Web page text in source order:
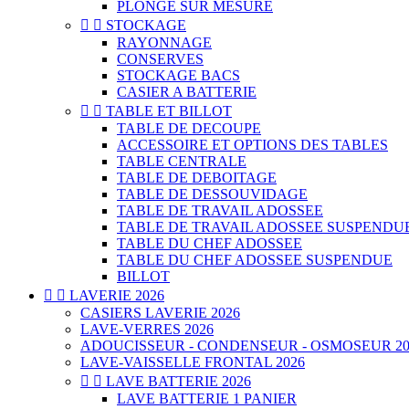
PLONGE SUR MESURE
  STOCKAGE
RAYONNAGE
CONSERVES
STOCKAGE BACS
CASIER A BATTERIE
  TABLE ET BILLOT
TABLE DE DECOUPE
ACCESSOIRE ET OPTIONS DES TABLES
TABLE CENTRALE
TABLE DE DEBOITAGE
TABLE DE DESSOUVIDAGE
TABLE DE TRAVAIL ADOSSEE
TABLE DE TRAVAIL ADOSSEE
TABLE DU CHEF ADOSSEE
TABLE DU CHEF ADOSSEE SUSPENDUE
BILLOT
  LAVERIE 2026
CASIERS LAVERIE 2026
LAVE-VERRES 2026
ADOUCISSEUR - CONDENSEUR - OSMOSEUR
LAVE-VAISSELLE FRONTAL 2026
  LAVE BATTERIE 2026
LAVE BATTERIE 1 PANIER